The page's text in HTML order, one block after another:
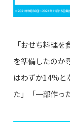
「おせち料理
を準備したのか
はわずか14%と
た」「一部作っ